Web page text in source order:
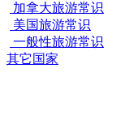
加拿大旅游常识
美国旅游常识
一般性旅游常识
其它国家